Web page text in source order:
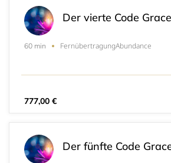
Der vierte Code
60 min FernübertragungAbundance
777,00 €
Der fünfte Code